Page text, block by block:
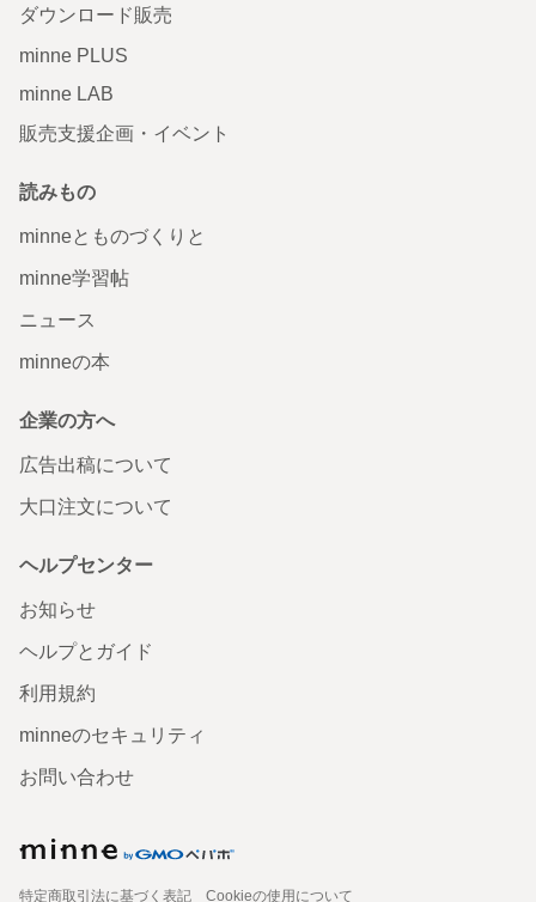
ダウンロード販売
minne PLUS
minne LAB
販売支援企画・イベント
読みもの
minneとものづくりと
minne学習帖
ニュース
minneの本
企業の方へ
広告出稿について
大口注文について
ヘルプセンター
お知らせ
ヘルプとガイド
利用規約
minneのセキュリティ
お問い合わせ
特定商取引法に基づく表記
Cookieの使用について